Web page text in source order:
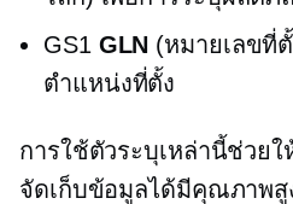
GS1 GLN (หมายเลขที่
ตำแหน่งที่ตั้ง
การใช้ตัวระบุเหล่านี้ช่วย
จัดเก็บข้อมูลได้มีคุณภาพสู